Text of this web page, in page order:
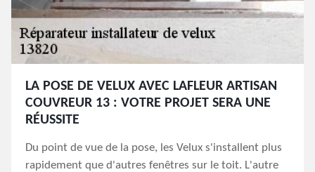
LA POSE DE VELUX AVEC LAFLEUR ARTISAN
COUVREUR 13 : VOTRE PROJET SERA UNE
RÉUSSITE
Du point de vue de la pose, les Velux s'installent plus
rapidement que d'autres fenêtres sur le toit. L'autre